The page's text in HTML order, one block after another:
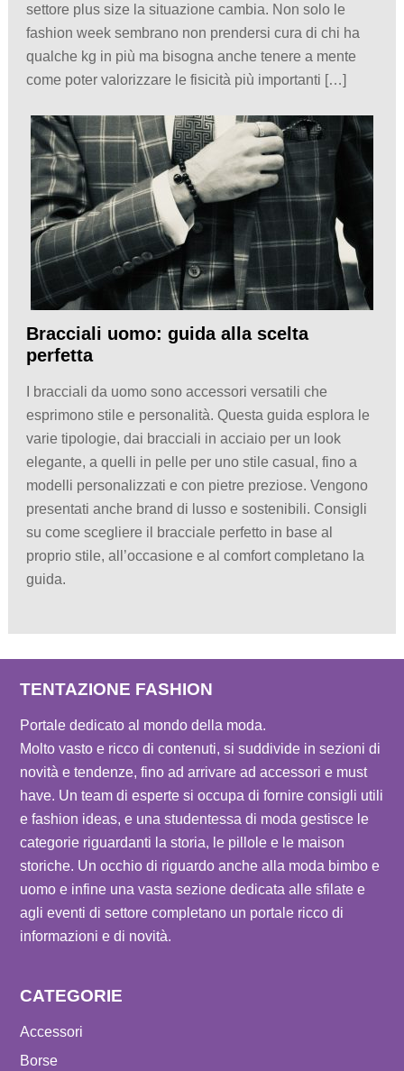
settore plus size la situazione cambia. Non solo le
fashion week sembrano non prendersi cura di chi ha
qualche kg in più ma bisogna anche tenere a mente
come poter valorizzare le fisicità più importanti […]
Bracciali uomo: guida alla scelta
perfetta
I bracciali da uomo sono accessori versatili che
esprimono stile e personalità. Questa guida esplora le
varie tipologie, dai bracciali in acciaio per un look
elegante, a quelli in pelle per uno stile casual, fino a
modelli personalizzati e con pietre preziose. Vengono
presentati anche brand di lusso e sostenibili. Consigli
su come scegliere il bracciale perfetto in base al
proprio stile, all’occasione e al comfort completano la
guida.
TENTAZIONE FASHION
Portale dedicato al mondo della moda.
Molto vasto e ricco di contenuti, si suddivide in sezioni di
novità e tendenze, fino ad arrivare ad accessori e must
have. Un team di esperte si occupa di fornire consigli utili
e fashion ideas, e una studentessa di moda gestisce le
categorie riguardanti la storia, le pillole e le maison
storiche. Un occhio di riguardo anche alla moda bimbo e
uomo e infine una vasta sezione dedicata alle sfilate e
agli eventi di settore completano un portale ricco di
informazioni e di novità.
CATEGORIE
Accessori
Borse